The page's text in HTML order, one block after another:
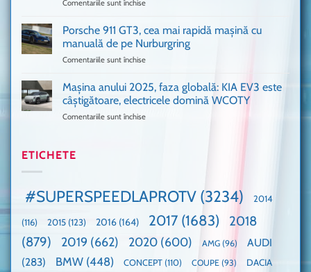
în
UK,
nevoie
de
Comentariile sunt închise
VANS!
Am
pus
umărul
cu
mai
mare
paradă
de
dube
Porsche 911 GT3, cea mai rapidă mașină cu
manuală de pe Nurburgring
Comentariile sunt închise
911
GT3,
cea
pe
Nurburgring
Mașina anului 2025, faza globală: KIA EV3 este
câștigătoare, electricele domină WCOTY
Comentariile sunt închise
EV3
câștigătoare,
electricele
domină
WCOTY
ETICHETE
#SUPERSPEEDLAPROTV (3234) 2014
(116) 2015 (123) 2016 (164) 2017 (1683)
2018
(879)
2019 (662) 2020 (600) AMG (96)
AUDI
(283)
BMW (448) CONCEPT (110) COUPE (93)
DACIA